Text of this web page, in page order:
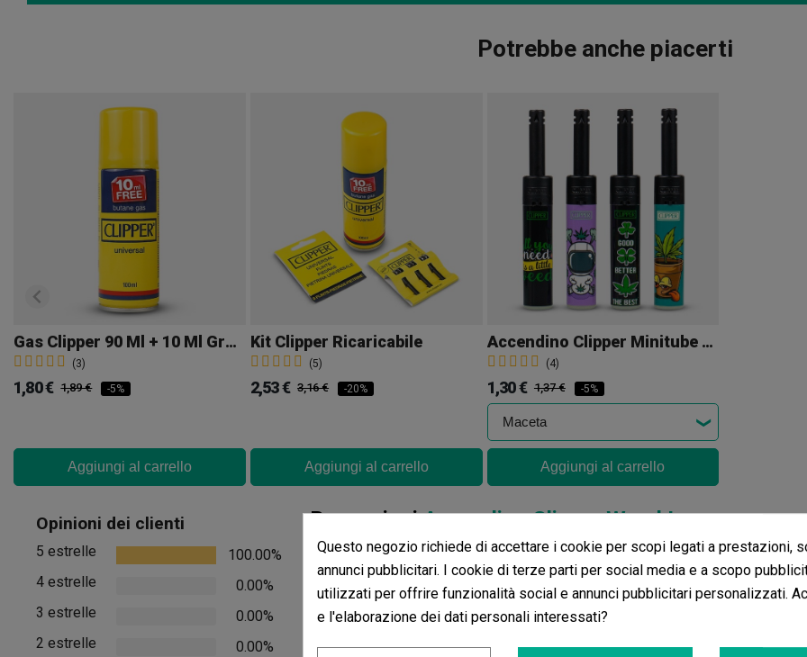
Potrebbe anche piacerti
Gas Clipper 90 Ml + 10 Ml Gratis
(3)
1,80 € 1,89 € -5%
Aggiungi al carrello
Kit Clipper Ricaricabile
(5)
2,53 € 3,16 € -20%
Aggiungi al carrello
Accendino Clipper Minitube Little Weed
(4)
1,30 € 1,37 € -5%
Aggiungi al carrello
Opinioni dei clienti
5 estrelle
100.00%
4 estrelle
0.00%
3 estrelle
0.00%
2 estrelle
0.00%
RecensioniAccendino Clipper Weed Laws
Non ci sono recensioni nella tua lingua, controllale tutte cliccando su
Vedere i commenti in altre lingue
Questo negozio richiede di accettare i cookie per scopi legati a prestazioni,
annunci pubblicitari. I cookie di terze parti per social media e a scopo
utilizzati per offrire funzionalità social e annunci pubblicitari personalizzati.
e l'elaborazione dei dati personali interessati?